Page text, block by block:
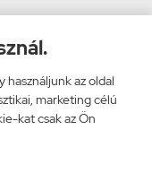
használjunk az oldal
marketing célú
kat csak az Ön